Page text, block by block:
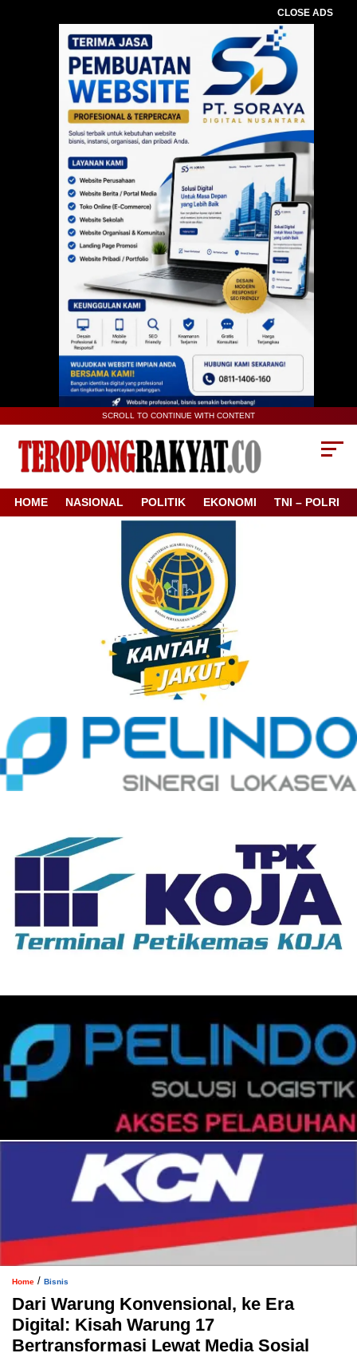
CLOSE ADS
SCROLL TO CONTINUE WITH CONTENT
HOME NASIONAL POLITIK EKONOMI TNI – POLRI
Home / Bisnis
Dari Warung Konvensional, ke Era
Digital: Kisah Warung 17
Bertransformasi Lewat Media Sosial